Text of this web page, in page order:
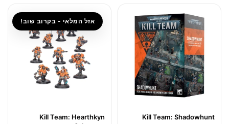
Kill Team: Shadowhunt
אזל המלאי - בקרוב שוב!
Kill Team: Hearthkyn